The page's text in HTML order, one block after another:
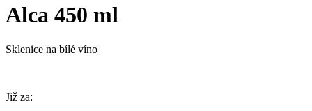
Alca 450 ml
Sklenice na bílé víno
Již za: